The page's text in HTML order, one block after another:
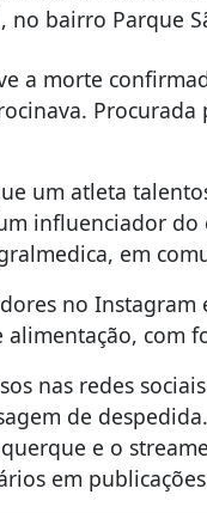
bairro Parque
a morte
um atleta
influenciador
em
no Instagram
com
nas redes
de
e o
em